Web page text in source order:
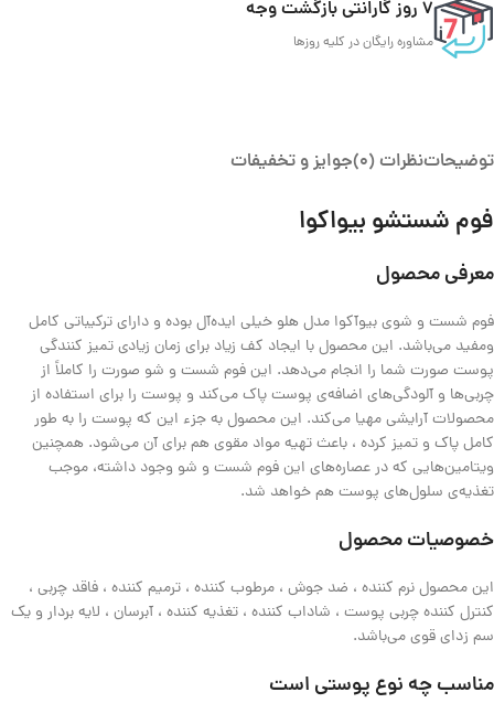
7 روز گارانتی بازگشت وجه
مشاوره رایگان در کلیه روزها
توضیحاتنظرات (0) جوایز و تخفیفات
فوم شستشو بیواکوا
معرفیمحصول
فوم شست و شوی بیوآکوا مدل هلو خیلی ایده‌آل بوده و دارای ترکیباتی کامل
ومفید می‌باشد. این محصول با ایجاد کف زیاد برای زمان زیادی تمیز کنندگی
پوست صورت شما را انجام می‌دهد. این فوم شست و شو صورت را کاملاً از
چربی‌ها و آلودگی‌های اضافه‌ی پوست پاک می‌کند و پوست را برای استفاده از
محصولات آرایشی مهیا می‌کند. این محصول به جزء این که پوست را به طور
کامل پاک و تمیز کرده ، باعث تهیه مواد مقوی هم برای آن می‌شود. همچنین
ویتامین‌هایی که در عصاره‌های این فوم شست و شو وجود داشته، موجب
تغذیه‌ی سلول‌های پوست هم خواهد شد.
خصوصیاتمحصول
این محصول نرم کننده ، ضد جوش ، مرطوب کننده ، ترمیم کننده ، فاقد چربی ،
کنترل کننده چربی پوست ، شاداب کننده ، تغذیه کننده ، آبرسان ، لایه بردار و یک
سم زدای قوی می‌باشد.
مناسبچه نوع پوستی است